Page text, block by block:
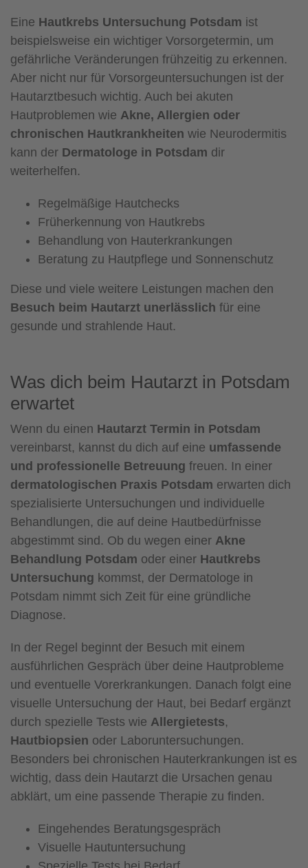
Eine Hautkrebs Untersuchung Potsdam ist
beispielsweise ein wichtiger Vorsorgetermin, um
gefährliche Veränderungen frühzeitig zu erkennen.
Aber nicht nur für Vorsorgeuntersuchungen ist der
Hautarztbesuch wichtig. Auch bei akuten
Hautproblemen wie Akne, Allergien oder
chronischen Hautkrankheiten wie Neurodermitis
kann der Dermatologe in Potsdam dir
weiterhelfen.
Regelmäßige Hautchecks
Früherkennung von Hautkrebs
Behandlung von Hauterkrankungen
Beratung zu Hautpflege und Sonnenschutz
Diese und viele weitere Leistungen machen den
Besuch beim Hautarzt unerlässlich für eine
gesunde und strahlende Haut.
Was dich beim Hautarzt in Potsdam
erwartet
Wenn du einen Hautarzt Termin in Potsdam
vereinbarst, kannst du dich auf eine umfassende
und professionelle Betreuung freuen. In einer
dermatologischen Praxis Potsdam erwarten dich
spezialisierte Untersuchungen und individuelle
Behandlungen, die auf deine Hautbedürfnisse
abgestimmt sind. Ob du wegen einer Akne
Behandlung Potsdam oder einer Hautkrebs
Untersuchung kommst, der Dermatologe in
Potsdam nimmt sich Zeit für eine gründliche
Diagnose.
In der Regel beginnt der Besuch mit einem
ausführlichen Gespräch über deine Hautprobleme
und eventuelle Vorerkrankungen. Danach folgt eine
visuelle Untersuchung der Haut, bei Bedarf ergänzt
durch spezielle Tests wie Allergietests,
Hautbiopsien oder Laboruntersuchungen.
Besonders bei chronischen Hauterkrankungen ist es
wichtig, dass dein Hautarzt die Ursachen genau
abklärt, um eine passende Therapie zu finden.
Eingehendes Beratungsgespräch
Visuelle Hautuntersuchung